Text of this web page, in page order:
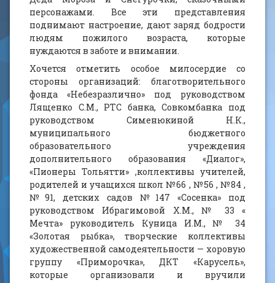
персонажами. Все эти представления
поднимают настроение, дают заряд бодрости
людям пожилого возраста, которые
нуждаются в заботе и внимании.
Хочется отметить особое милосердие со
стороны организаций: благотворительного
фонда «Небезразлично» под руководством
Лященко С.М., РТС банка, Совкомбанка под
руководством Сименюкиной Н.К.,
муниципального бюджетного
образовательного учреждения
дополнительного образования «Диалог»,
«Пионеры Тольятти» ,коллективы учителей,
родителей и учащихся школ №66 , №56 , №84 ,
№91, детских садов №147 «Сосенка» под
руководством Ибрагимовой Х.М., № 33 «
Мечта» руководитель Куница И.М., № 34
«Золотая рыбка», творческие коллективы
художественной самодеятельности — хоровую
группу «Приморочка», ДКТ «Карусель»,
которые организовали и вручили